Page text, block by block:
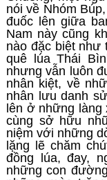
nói về Nhóm
đuốc lên giữa
Nam này cũng
nào đặc biệt như
quê lúa Thái
nhưng vẫn luôn
nhân kiệt, về
nhân lưu danh
lên ở những làng
cùng sở hữu
niệm với những
lặng lẽ chăm
đồng lúa, đay,
những con